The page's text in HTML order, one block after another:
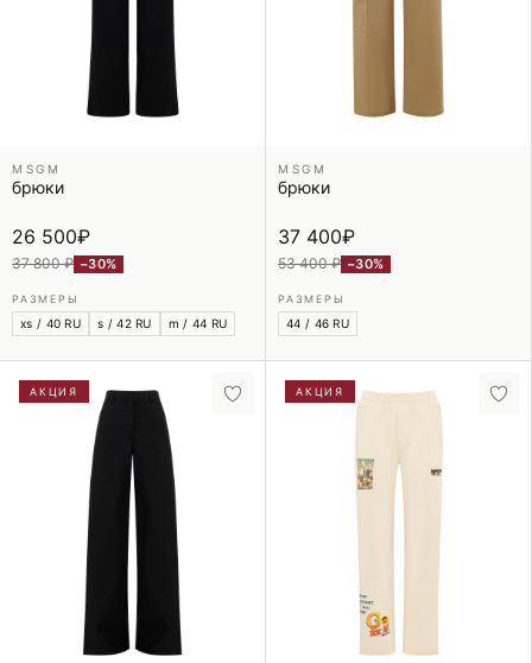
MSGM
брюки
26 500₽
37 800 ₽ −30%
РАЗМЕРЫ
xs / 40 RU s / 42 RU m / 44 RU
MSGM
брюки
37 400₽
53 400 ₽ −30%
РАЗМЕРЫ
44 / 46 RU
АКЦИЯ АКЦИЯ